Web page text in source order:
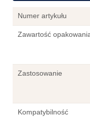
Numer artykułu
Zawartość
Zastosowanie
Kompatybilność